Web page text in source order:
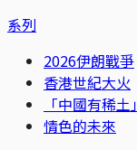
系列
2026伊朗戰爭
香港世紀大火
「中國有稀土」
情色的未來